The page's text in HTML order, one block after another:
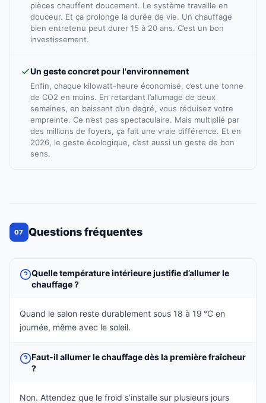
pièces chauffent doucement. Le système travaille en
douceur. Et ça prolonge la durée de vie. Un chauffage
bien entretenu peut durer 15 à 20 ans. C’est un bon
investissement.
Un geste concret pour l'environnement
Enfin, chaque kilowatt-heure économisé, c’est une tonne
de CO2 en moins. En retardant l’allumage de deux
semaines, en baissant d’un degré, vous réduisez votre
empreinte. Ce n’est pas spectaculaire. Mais multiplié par
des millions de foyers, ça fait une vraie différence. Et en
2026, le geste écologique, c’est aussi un geste de bon
sens.
07 Questions fréquentes
Quelle température intérieure justifie d’allumer le
chauffage ?
Quand le salon reste durablement sous 18 à 19 °C en
journée, même avec le soleil.
Faut-il allumer le chauffage dès la première fraîcheur
?
Non. Attendez que le froid s’installe sur plusieurs jours